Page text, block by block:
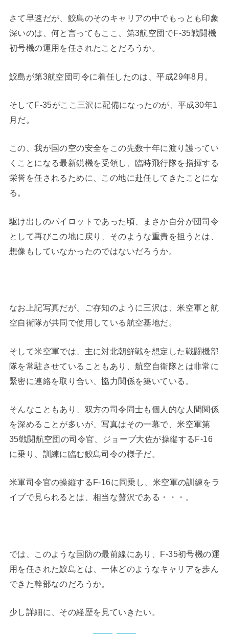
さて早速だが、鮫島のそのキャリアの中でもっとも印象
深いのは、何と言ってもここ、第3航空団でF-35戦闘機
初号機の運用を任されたことだろうか。
鮫島が第3航空団司令に着任したのは、平成29年8月。
そしてF-35がここ三沢に配備になったのが、平成30年1
月だ。
この、我が国の空の安全をこの先数十年に渡り護ってい
くことになる最新鋭機を受領し、臨時飛行隊を指揮する
栄誉を任されるために、この地に赴任してきたことにな
る。
駆け出しのパイロットであった頃、まさか自分が団司令
として再びこの地に戻り、そのような重責を担うとは、
想像もしていなかったのではないだろうか。
なお上記写真だが、ご存知のように三沢は、米空軍と航
空自衛隊が共同で使用している航空基地だ。
そして米空軍では、主に対北朝鮮戦を想定した戦闘機部
隊を常駐させていることもあり、航空自衛隊とは非常に
緊密に連絡を取り合い、協力関係を築いている。
そんなこともあり、双方の司令同士も個人的な人間関係
を深めることが多いが、写真はその一幕で、米空軍第
35戦闘航空団の司令官、ジョーブ大佐が操縦するF-16
に乗り、訓練に臨む鮫島司令の様子だ。
米軍司令官の操縦するF-16に同乗し、米空軍の訓練をラ
イブで見られるとは、相当な贅沢である・・・。
では、このような国防の最前線にあり、F-35初号機の運
用を任された鮫島とは、一体どのようなキャリアを歩ん
できた幹部なのだろうか。
少し詳細に、その経歴を見ていきたい。